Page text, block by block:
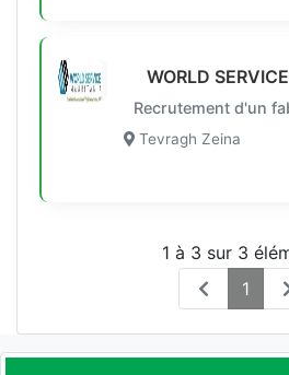
WORLD
Recrutement d'un
Tevragh Zeina
1 à 3 sur 3
1